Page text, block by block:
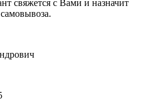
свяжется с Вами и назначит